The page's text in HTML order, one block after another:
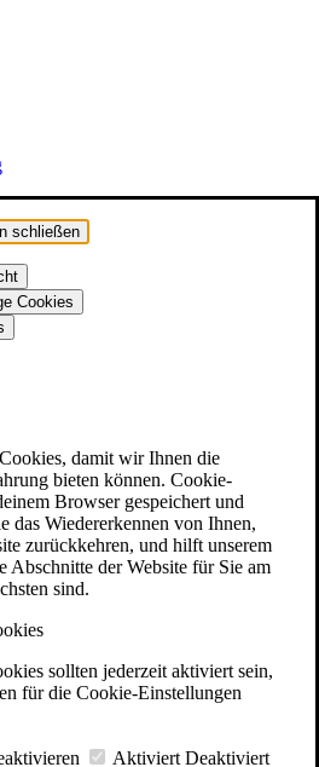
schließen
Cookies
damit wir Ihnen die
bieten können. Cookie-
Browser gespeichert und
das Wiedererkennen von Ihnen,
zurückkehren, und hilft unserem
Abschnitte der Website für Sie am
sind.
sollten jederzeit aktiviert sein,
für die Cookie-Einstellungen
Aktiviert Deaktiviert